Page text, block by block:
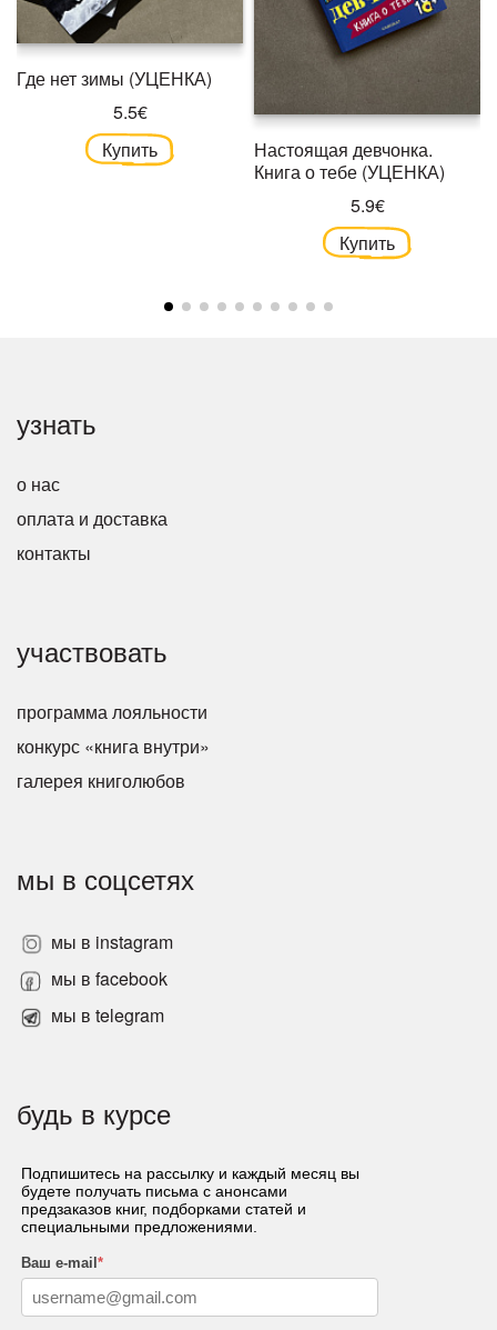
Где нет зимы (УЦЕНКА)
5.5€
Купить
Настоящая девчонка.
Книга о тебе (УЦЕНКА)
5.9€
Купить
узнать
о нас
оплата и доставка
контакты
участвовать
программа лояльности
конкурс «книга внутри»
галерея книголюбов
мы в соцсетях
мы в instagram
мы в facebook
мы в telegram
будь в курсе
Подпишитесь на рассылку и каждый месяц вы
будете получать письма с анонсами
предзаказов книг, подборками статей и
специальными предложениями.
Ваш e-mail *